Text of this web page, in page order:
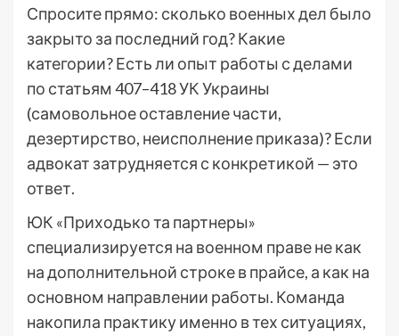
Спросите прямо: сколько военных дел было
закрыто за последний год? Какие
категории? Есть ли опыт работы с делами
по статьям 407–418 УК Украины
(самовольное оставление части,
дезертирство, неисполнение приказа)? Если
адвокат затрудняется с конкретикой — это
ответ.
ЮК «Приходько та партнеры»
специализируется на военном праве не как
на дополнительной строке в прайсе, а как на
основном направлении работы. Команда
накопила практику именно в тех ситуациях,